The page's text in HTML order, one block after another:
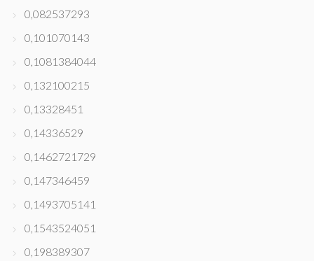
0,082537293
0,101070143
0,1081384044
0,132100215
0,13328451
0,14336529
0,1462721729
0,147346459
0,1493705141
0,1543524051
0,198389307